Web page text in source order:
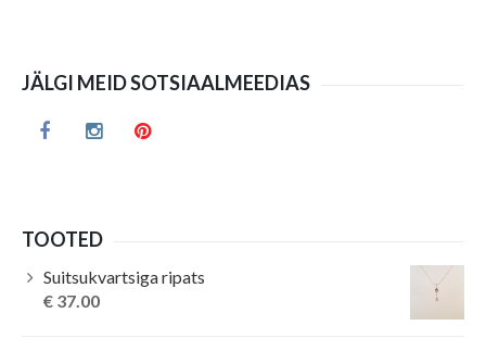
JÄLGI MEID SOTSIAALMEEDIAS
TOOTED
Suitsukvartsiga ripats
€ 37.00